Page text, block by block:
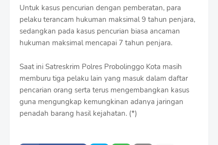
Untuk kasus pencurian dengan pemberatan, para
pelaku terancam hukuman maksimal 9 tahun penjara,
sedangkan pada kasus pencurian biasa ancaman
hukuman maksimal mencapai 7 tahun penjara.
Saat ini Satreskrim Polres Probolinggo Kota masih
memburu tiga pelaku lain yang masuk dalam daftar
pencarian orang serta terus mengembangkan kasus
guna mengungkap kemungkinan adanya jaringan
penadah barang hasil kejahatan. (*)